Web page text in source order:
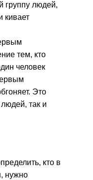
группу людей,
кивает
тем, кто
человек
Это
так и
кто в
нужно